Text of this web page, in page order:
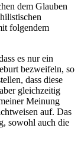
dem Glauben
folgendem
es nur ein
bezweifeln, so
dass diese
gleichzeitig
Meinung
auf. Das
sowohl auch die